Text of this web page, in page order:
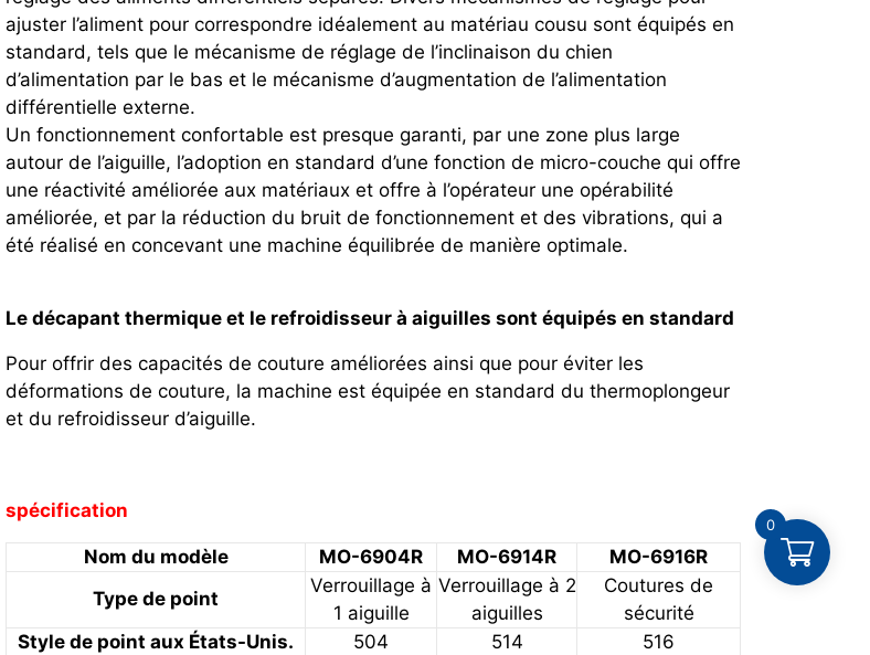
ajuster l’aliment pour correspondre idéalement au matériau cousu sont équipés en
standard, tels que le mécanisme de réglage de l’inclinaison du chien
d’alimentation par le bas et le mécanisme d’augmentation de l’alimentation
différentielle externe.
Un fonctionnement confortable est presque garanti, par une zone plus large
autour de l’aiguille, l’adoption en standard d’une fonction de micro-couche qui offre
une réactivité améliorée aux matériaux et offre à l’opérateur une opérabilité
améliorée, et par la réduction du bruit de fonctionnement et des vibrations, qui a
été réalisé en concevant une machine équilibrée de manière optimale.
Le décapant thermique et le refroidisseur à aiguilles sont équipés en standard
Pour offrir des capacités de couture améliorées ainsi que pour éviter les
déformations de couture, la machine est équipée en standard du thermoplongeur
et du refroidisseur d’aiguille.
spécification
Nom du modèle MO-6904R MO-6914R
MO-6916R
Type de point
Verrouillage à
1 aiguille
Verrouillage à 2
aiguilles
Coutures de
sécurité
Style de point aux États-Unis.
504 514 516
0